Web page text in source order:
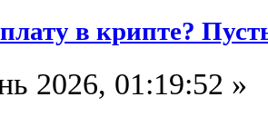
в крипте?
2026, 01:19:52 »